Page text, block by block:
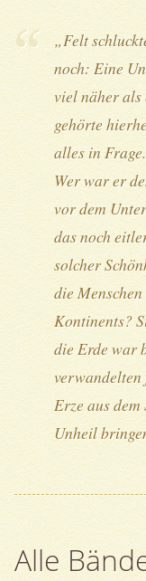
„Felt
noch: Eine
viel näher als
gehörte
alles in Frage.
Wer war er
vor dem
das noch
solcher
die
Kontinents?
die Erde war
verwandelten
Erze aus
Unheil
Alle